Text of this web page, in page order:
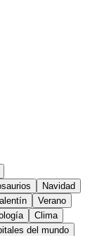
Navidad
Verano
Clima
del mundo